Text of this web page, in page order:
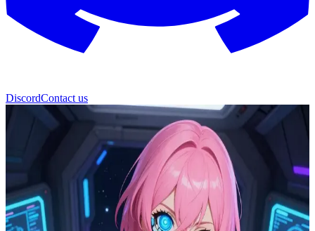
DiscordContact us